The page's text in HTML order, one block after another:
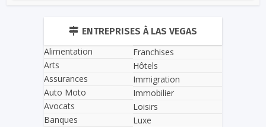
ENTREPRISES À LAS VEGAS
Alimentation
Arts
Assurances
Auto Moto
Avocats
Banques
Franchises
Hôtels
Immigration
Immobilier
Loisirs
Luxe